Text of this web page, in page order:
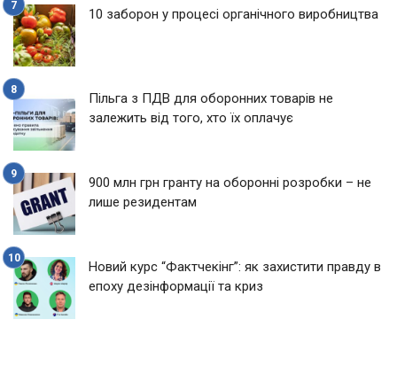
10 заборон у процесі органічного виробництва
Пільга з ПДВ для оборонних товарів не
залежить від того, хто їх оплачує
900 млн грн гранту на оборонні розробки – не
лише резидентам
Новий курс “Фактчекінг”: як захистити правду в
епоху дезінформації та криз